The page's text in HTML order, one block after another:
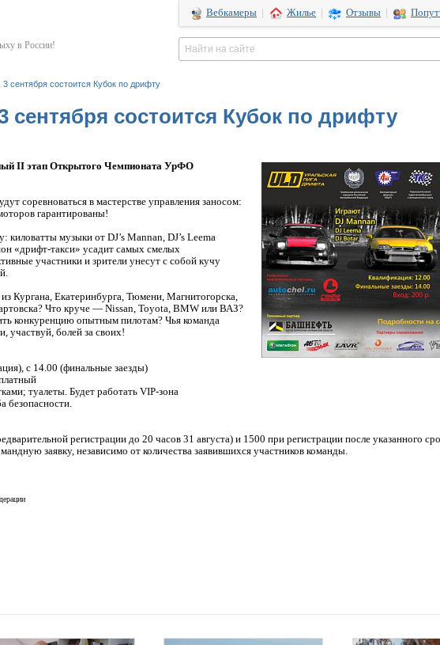
в России!
Вебкамеры Жилье Отзывы
3 сентября состоится Кубок по дрифту
сентября состоится Кубок по дрифту
II этап Открытого Чемпионата УрФО
соревноваться в мастерстве управления заносом:
гарантированы!
музыки от DJ’s Mannan, DJ’s Leema
«дрифт-такси» усадит самых смелых
участники и зрители унесут с собой кучу
Кургана, Екатеринбурга, Тюмени, Магнитогорска,
Что круче — Nissan, Toyota, BMW или ВАЗ?
конкуренцию опытным пилотам? Чья команда
участвуй, болей за своих!
с 14.00 (финальные заезды)
туалеты. Будет работать VIP-зона
безопасности.
регистрации до 20 часов 31 августа) и 1500 при регистрации после указанного
заявку, независимо от количества заявившихся участников команды.